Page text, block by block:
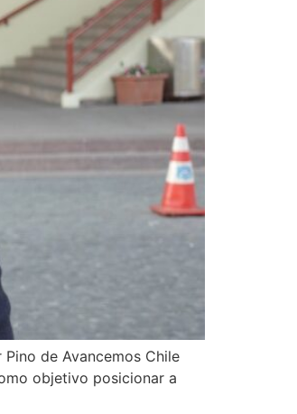
de Avancemos Chile
objetivo posicionar a